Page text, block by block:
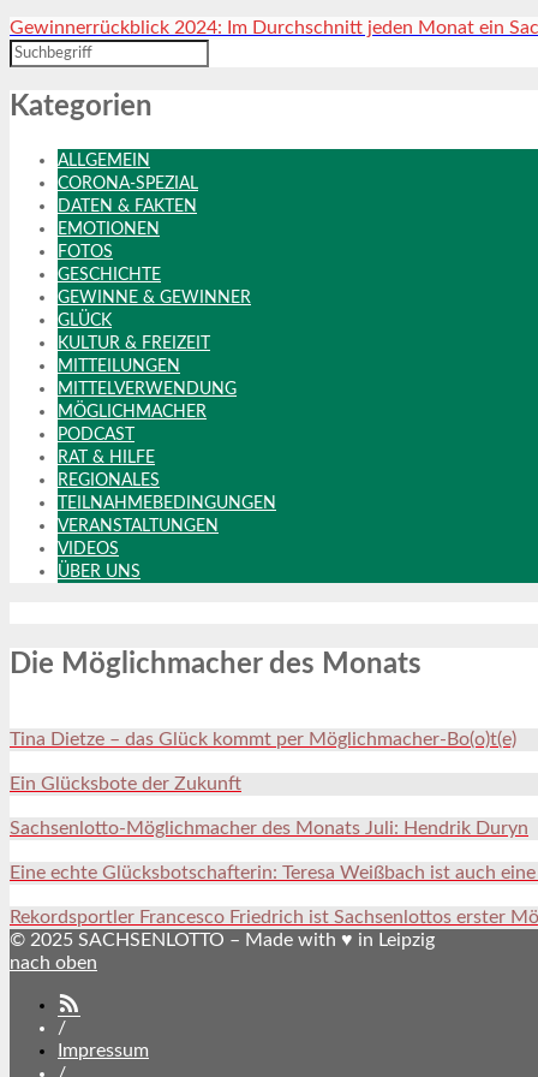
Gewinnerrückblick 2024: Im Durchschnitt jeden Monat ein
Kategorien
ALLGEMEIN
CORONA-SPEZIAL
DATEN & FAKTEN
EMOTIONEN
FOTOS
GESCHICHTE
GEWINNE & GEWINNER
GLÜCK
KULTUR & FREIZEIT
MITTEILUNGEN
MITTELVERWENDUNG
MÖGLICHMACHER
PODCAST
RAT & HILFE
REGIONALES
TEILNAHMEBEDINGUNGEN
VERANSTALTUNGEN
VIDEOS
ÜBER UNS
Die Möglichmacher des Monats
Tina Dietze – das Glück kommt per Möglichmacher-Bo(o)t(e)
Ein Glücksbote der Zukunft
Sachsenlotto-Möglichmacher des Monats Juli: Hendrik Duryn
Eine echte Glücksbotschafterin: Teresa Weißbach ist auch
Rekordsportler Francesco Friedrich ist Sachsenlottos erster
© 2025 SACHSENLOTTO – Made with ♥ in Leipzig
nach oben
/
Impressum